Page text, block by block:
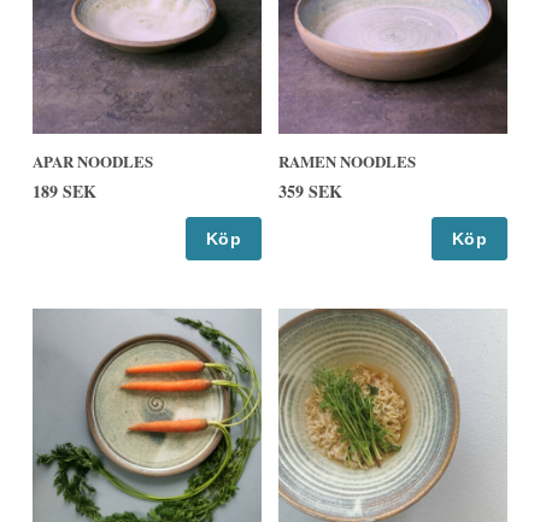
APAR NOODLES
189 SEK
Köp
RAMEN NOODLES
359 SEK
Köp